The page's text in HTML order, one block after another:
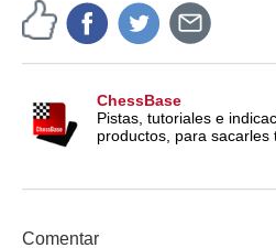
ChessBase
Pistas, tutoriales e
productos, para sacarles
Comentar